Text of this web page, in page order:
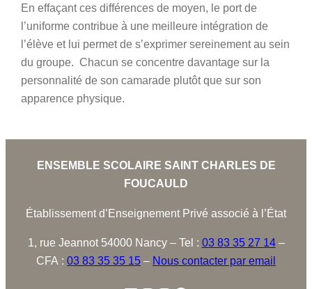
En effaçant ces différences de moyen, le port de
l’uniforme contribue à une meilleure intégration de
l’élève et lui permet de s’exprimer sereinement au sein
du groupe. Chacun se concentre davantage sur la
personnalité de son camarade plutôt que sur son
apparence physique.
ENSEMBLE SCOLAIRE SAINT CHARLES DE
FOUCAULD
Établissement d’Enseignement Privé associé à l’État
1, rue Jeannot 54000 Nancy – Tel : 03 83 35 27 14–
CFA : 03 83 35 35 15 – Nous contacter par email